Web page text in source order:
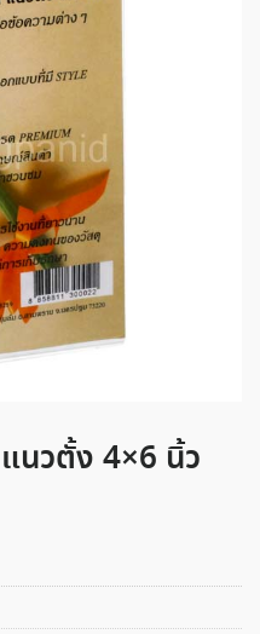
นวตั้ง 4×6 นิ้ว